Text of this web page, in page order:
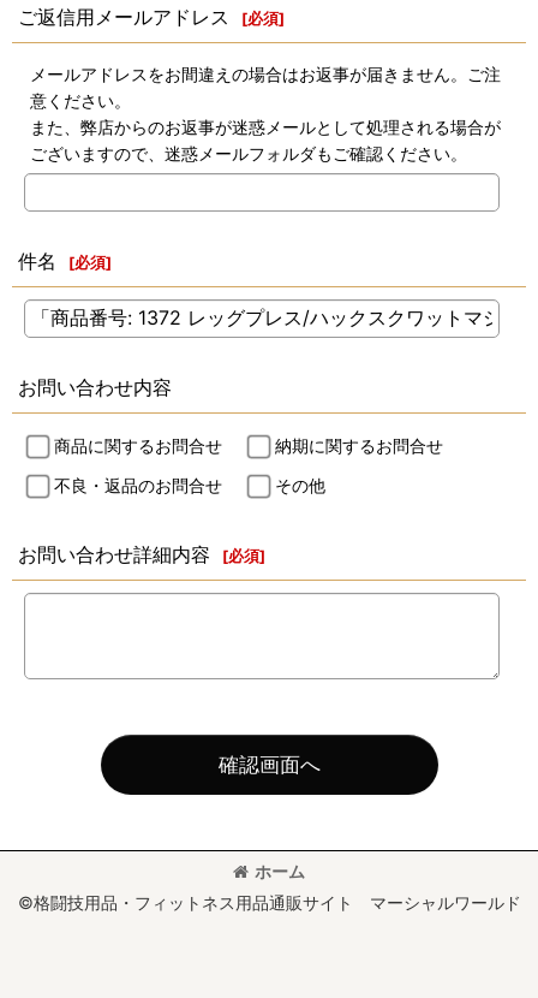
ご返信用メールアドレス [必須]
メールアドレスをお間違えの場合はお返事が届きません。ご注
意ください。
また、弊店からのお返事が迷惑メールとして処理される場合が
ございますので、迷惑メールフォルダもご確認ください。
件名 [必須]
お問い合わせ内容
商品に関するお問合せ
納期に関するお問合せ
不良・返品のお問合せ
その他
お問い合わせ詳細内容 [必須]
確認画面へ
ホーム
©格闘技用品・フィットネス用品通販サイト マーシャルワールド